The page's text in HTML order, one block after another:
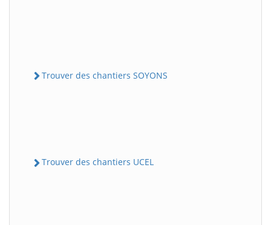
Trouver des chantiers SOYONS
Trouver des chantiers UCEL